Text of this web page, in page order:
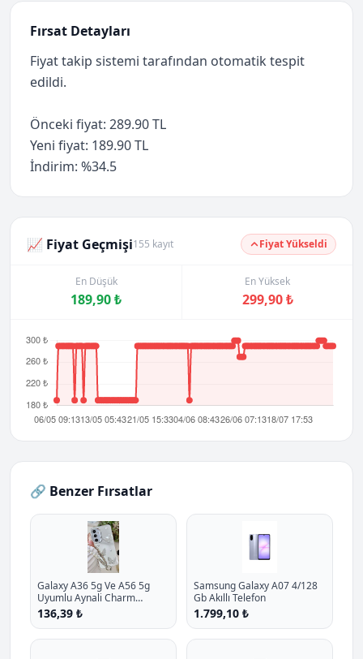
Fırsat Detayları
Fiyat takip sistemi tarafından otomatik tespit
edildi.
Önceki fiyat: 289.90 TL
Yeni fiyat: 189.90 TL
İndirim: %34.5
📈 Fiyat Geçmişi155 kayıt Fiyat Yükseldi
En Düşük
189,90 ₺
En Yüksek
299,90 ₺
🔗 Benzer Fırsatlar
Galaxy A36 5g Ve A56 5g
Uyumlu Aynali Charm
Kelebek Oyuncakli Esnek
Silikon Kilif P - %10.9 İndirim
136,39 ₺
Samsung Galaxy A07 4/128
Gb Akıllı Telefon
1.799,10 ₺